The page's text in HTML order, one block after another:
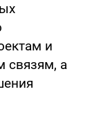
и
связям, а